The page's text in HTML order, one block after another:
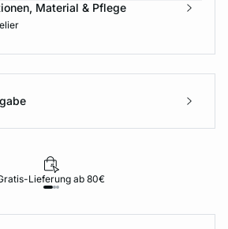
Material & Pflege
Lieferung ab 80€